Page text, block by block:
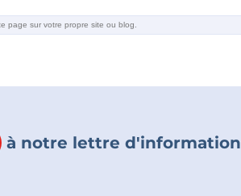
à notre lettre d'information